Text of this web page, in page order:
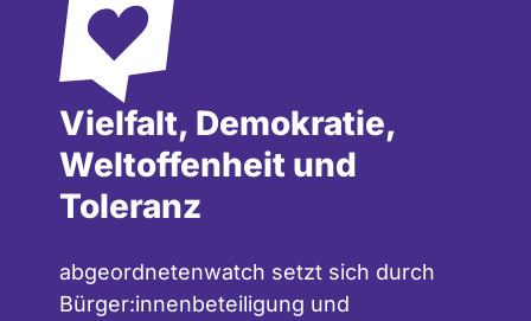
Vielfalt, Demokratie,
Weltoffenheit und
Toleranz
abgeordnetenwatch setzt sich durch
Bürger:innenbeteiligung und